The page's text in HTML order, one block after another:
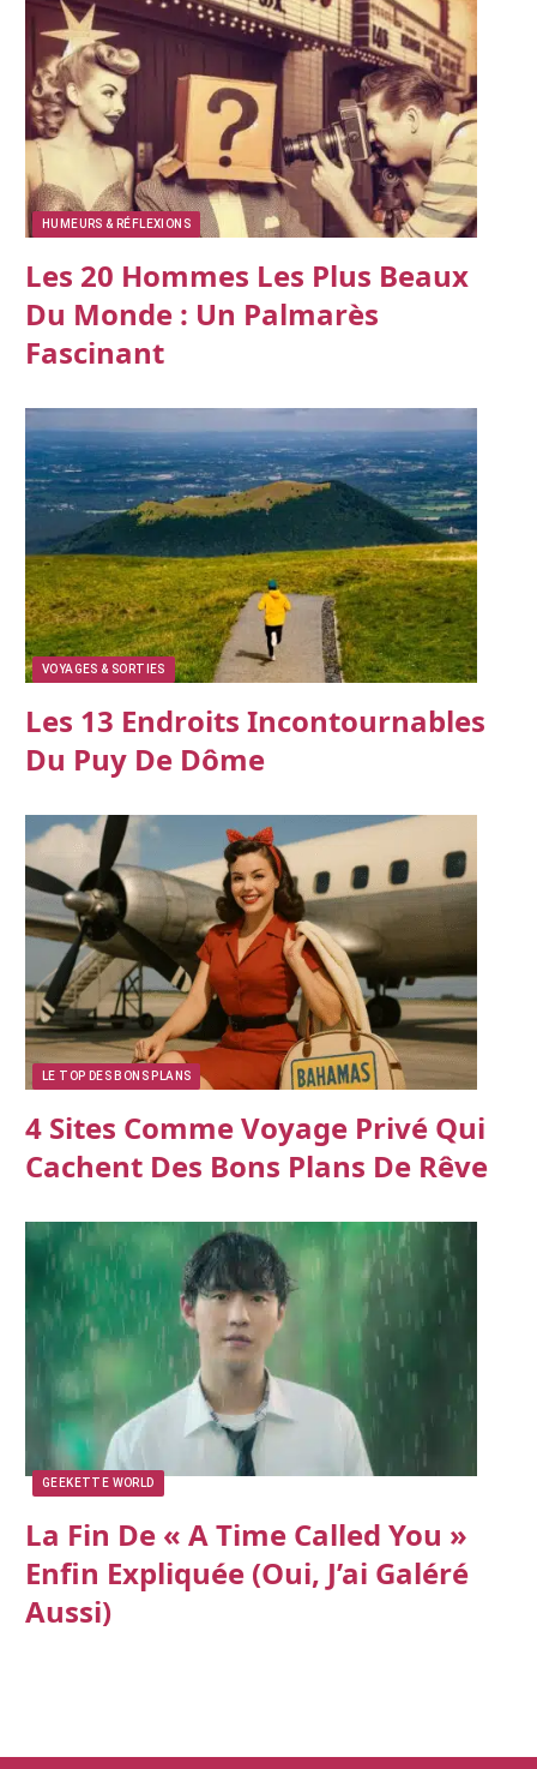
HUMEURS & RÉFLEXIONS
Les 20 Hommes Les Plus Beaux
Du Monde : Un Palmarès
Fascinant
VOYAGES & SORTIES
Les 13 Endroits Incontournables
Du Puy De Dôme
LE TOP DES BONS PLANS
4 Sites Comme Voyage Privé Qui
Cachent Des Bons Plans De Rêve
GEEKETTE WORLD
La Fin De « A Time Called You »
Enfin Expliquée (oui, J’ai Galéré
Aussi)